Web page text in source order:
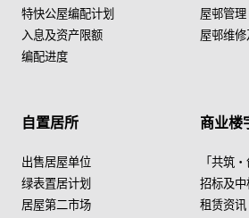
特快公屋编配计划
入息及资产限额
编配进度
屋邨管理
屋邨维
自置居所
出售居屋单位
绿表置居计划
居屋第二市场
商业楼
「共筑
招标及中
租赁资讯